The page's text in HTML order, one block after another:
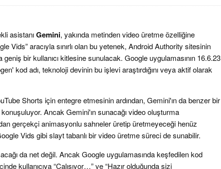
asistanıGemini, yakında metinden video üretme özelliğine
Vids” aracıyla sınırlı olan bu yetenek, Android Authority sitesinin
bir kullanıcı kitlesine sunulacak. Google uygulamasının 16.6.23
kod adı, teknoloji devinin bu işlevi araştırdığını veya aktif olarak
Shorts için entegre etmesinin ardından, Gemini'ın da benzer bir
Ancak Gemini'ın sunacağı video oluşturma
gerçekçi animasyonlu sahneler üretip üretmeyeceği henüz
Vids gibi slayt tabanlı bir video üretme süreci de sunabilir.
da net değil. Ancak Google uygulamasında keşfedilen kod
kullanıcıya “Çalışıyor…” ve “Hazır olduğunda sizi